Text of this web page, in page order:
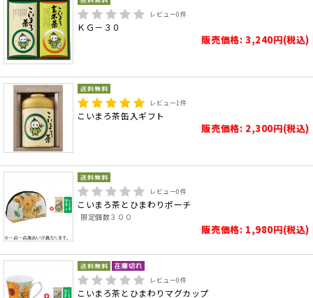
レビュー0件
ＫＧ－３０
販売価格: 3,240円(税込)
レビュー1件
こいまろ茶缶入ギフト
販売価格: 2,300円(税込)
レビュー0件
こいまろ茶とひまわりポーチ
限定個数３００
販売価格: 1,980円(税込)
レビュー0件
こいまろ茶とひまわりマグカップ